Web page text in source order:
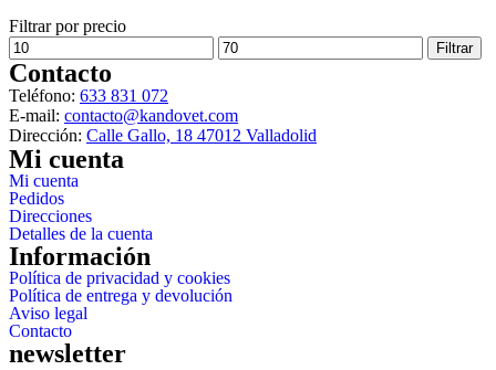
Filtrar por precio
Precio
mínimo
Precio
máximo
Filtrar
Contacto
Teléfono: 633 831 072
E-mail: contacto@kandovet.com
Dirección: Calle Gallo, 18 47012 Valladolid
Mi cuenta
Mi cuenta
Pedidos
Direcciones
Detalles de la cuenta
Información
Política de privacidad y cookies
Política de entrega y devolución
Aviso legal
Contacto
newsletter